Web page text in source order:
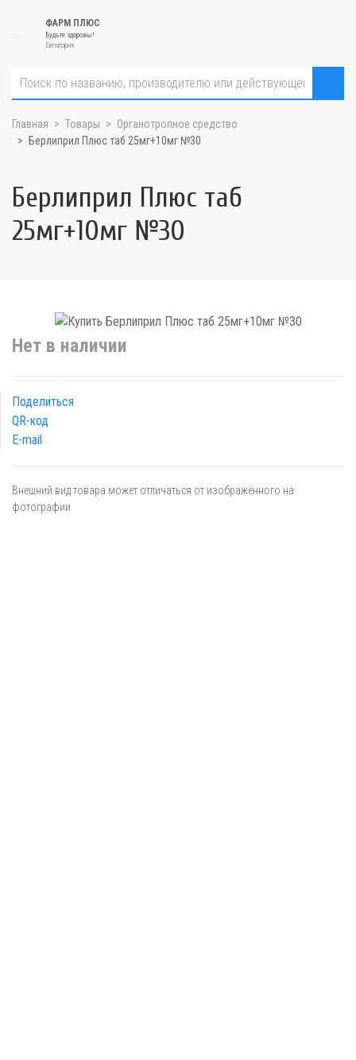
ФАРМ ПЛЮС
Будьте здоровы!
Евпатория
Главная Товары
Органотропное средство
Берлиприл Плюс таб 25мг+10мг №30
Берлиприл Плюс таб
25мг+10мг №30
Нет в наличии
Поделиться
QR-код
E-mail
Внешний вид товара может отличаться от изображённого на
фотографии